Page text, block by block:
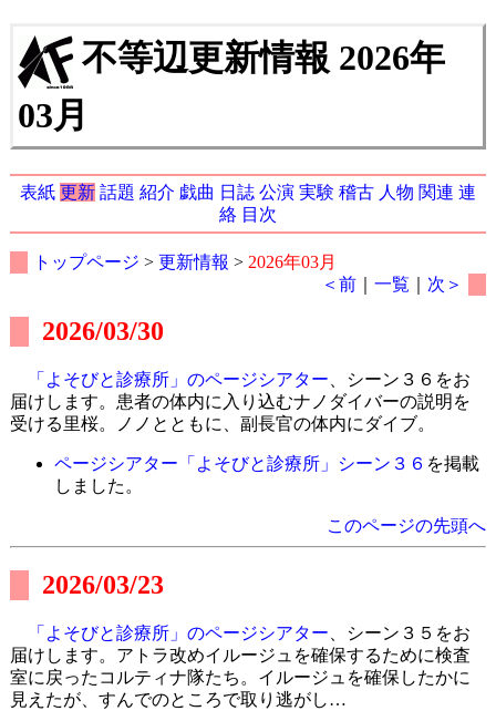
不等辺更新情報 2026年
03月
表紙 更新 話題 紹介 戯曲 日誌 公演 実験 稽古 人物 関連 連
絡 目次
トップページ > 更新情報 > 2026年03月
＜前 ｜一覧 次＞
2026/03/30
「よそびと診療所」のページシアター 、シーン３６をお
届けします。患者の体内に入り込むナノダイバーの説明を
受ける里桜。ノノとともに、副長官の体内にダイブ。
ページシアター「よそびと診療所」シーン３６ を掲載
しました。
このページの先頭へ
2026/03/23
「よそびと診療所」のページシアター 、シーン３５をお
届けします。アトラ改めイルージュを確保するために検査
室に戻ったコルティナ隊たち。イルージュを確保したかに
見えたが、すんでのところで取り逃がし…